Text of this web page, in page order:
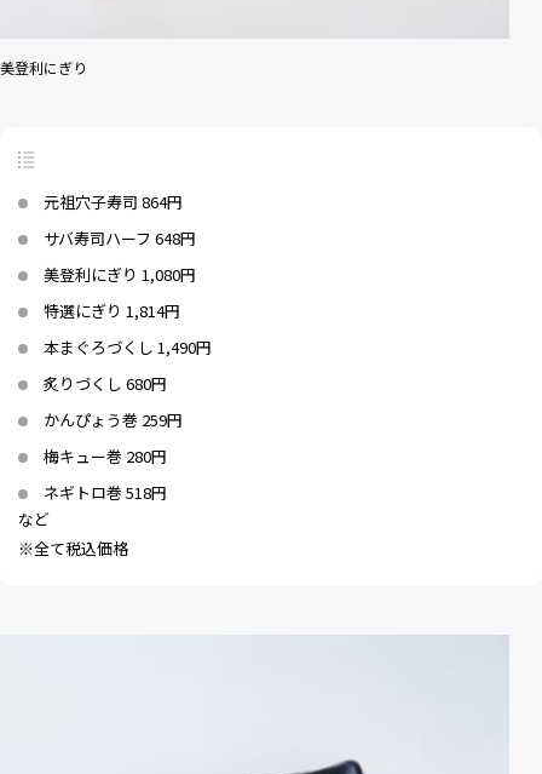
美登利にぎり
元祖穴子寿司 864円
サバ寿司ハーフ 648円
美登利にぎり 1,080円
特選にぎり 1,814円
本まぐろづくし 1,490円
炙りづくし 680円
かんぴょう巻 259円
梅キュー巻 280円
ネギトロ巻 518円
など
※全て税込価格